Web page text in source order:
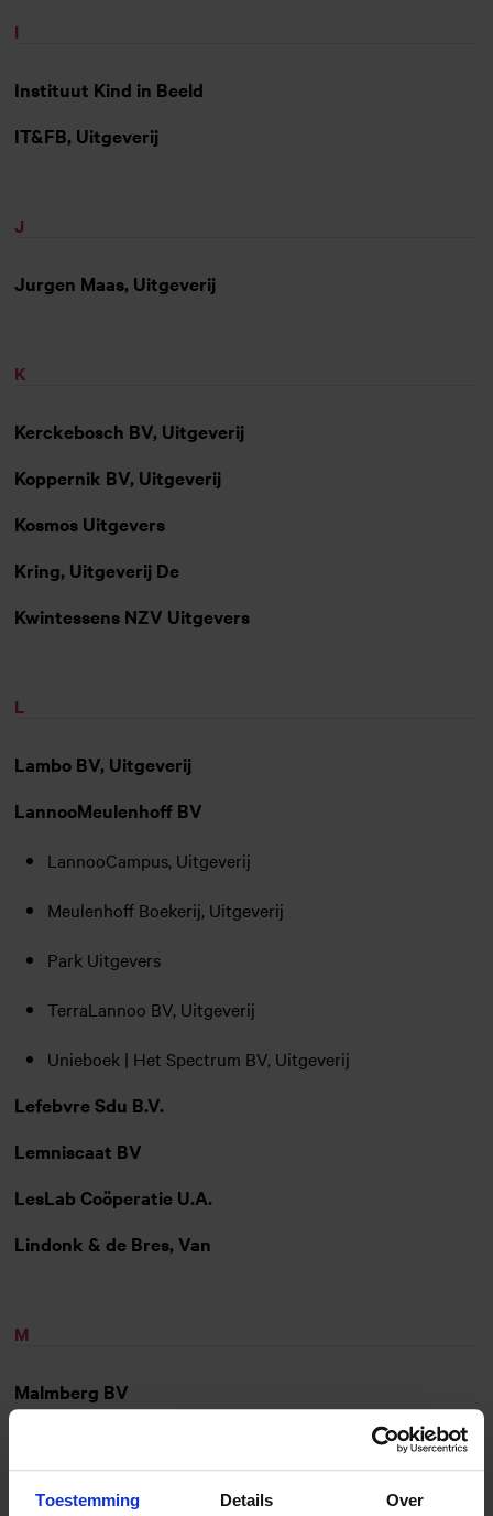
Toestemming Details Over
I
Instituut Kind in Beeld
IT&FB, Uitgeverij
J
Jurgen Maas, Uitgeverij
K
Kerckebosch BV, Uitgeverij
Koppernik BV, Uitgeverij
Kosmos Uitgevers
Kring, Uitgeverij De
Kwintessens NZV Uitgevers
L
Lambo BV, Uitgeverij
LannooMeulenhoff BV
LannooCampus, Uitgeverij
Meulenhoff Boekerij, Uitgeverij
Park Uitgevers
TerraLannoo BV, Uitgeverij
Unieboek | Het Spectrum BV, Uitgeverij
Lefebvre Sdu B.V.
Lemniscaat BV
LesLab Coöperatie U.A.
Lindonk & de Bres, Van
M
Malmberg BV
Essener BV, Uitgeverij